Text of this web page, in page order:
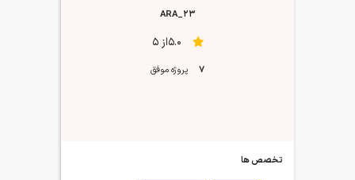
ARA_23
5.0از 5
7 پروژه موفق
تخصص ها